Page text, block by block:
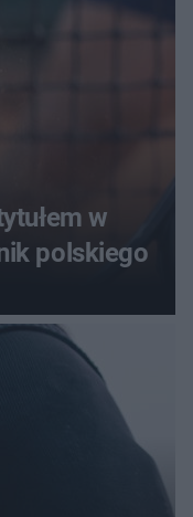
w
polskiego